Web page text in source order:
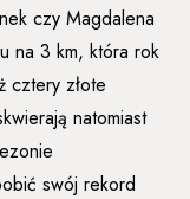
czy Magdalena
na 3 km, która rok
cztery złote
natomiast
swój rekord